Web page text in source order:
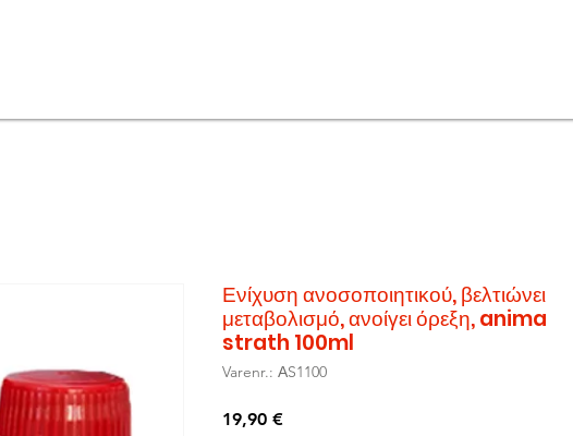
Ενίχυση ανοσοποιητικού, βελτιώνει
μεταβολισμό, ανοίγει όρεξη, anima
strath 100ml
Varenr.: ΑS1100
19,90 €Pris